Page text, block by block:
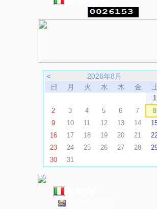
＜ 2026年8月
日
月 火 水 木 金
1
2
3 4 5 6 7
8
9
10 11 12 13 14
16
17 18 19 20 21
23
24 25 26 27 28
30
31